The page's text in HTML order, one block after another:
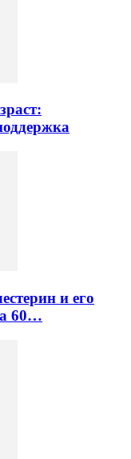
и его
60…